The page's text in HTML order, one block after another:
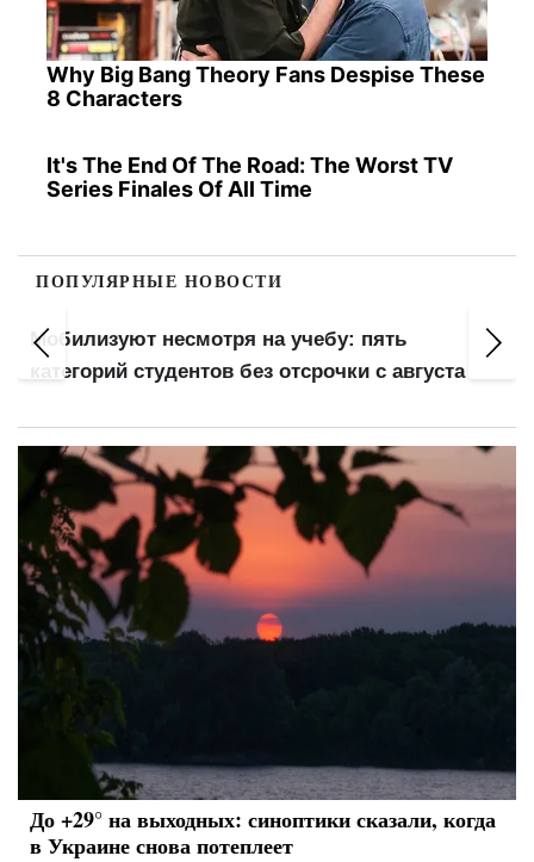
Why Big Bang Theory Fans Despise These
8 Characters
It's The End Of The Road: The Worst TV
Series Finales Of All Time
ПОПУЛЯРНЫЕ НОВОСТИ
Мобилизуют несмотря на учебу: пять
категорий студентов без отсрочки с августа
До +29° на выходных: синоптики сказали, когда
в Украине снова потеплеет